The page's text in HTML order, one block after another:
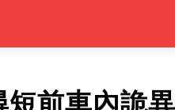
前車內詭